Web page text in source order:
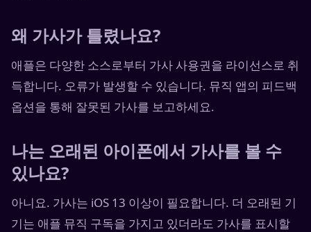
왜 가사가 틀렸나요?
애플은 다양한 소스로부터 가사 사용권을 라이선스로 취
득합니다. 오류가 발생할 수 있습니다. 뮤직 앱의 피드백
옵션을 통해 잘못된 가사를 보고하세요.
나는 오래된 아이폰에서 가사를 볼 수
있나요?
아니요. 가사는 iOS 13 이상이 필요합니다. 더 오래된 기
기는 애플 뮤직 구독을 가지고 있더라도 가사를 표시할